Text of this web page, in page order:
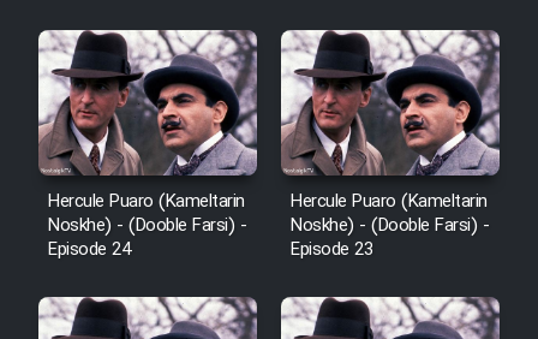
Hercule Puaro (Kameltarin
Noskhe) - (Dooble Farsi) -
Episode 24
Hercule Puaro (Kameltarin
Noskhe) - (Dooble Farsi) -
Episode 23